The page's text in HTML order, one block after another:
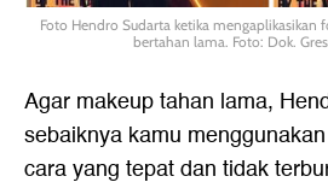
Foto Hendro Sudarta ketika mengaplikasikan
bertahan lama. Foto: Dok.
Agar makeup tahan lama,
sebaiknya kamu
cara yang tepat dan tidak